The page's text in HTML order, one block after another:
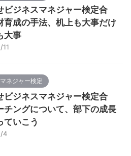
ビジネスマネジャー検定合
育成の手法、机上も大事だけ
大事
ネジャー検定
ビジネスマネジャー検定合
チングについて、部下の成長
ていこう
4